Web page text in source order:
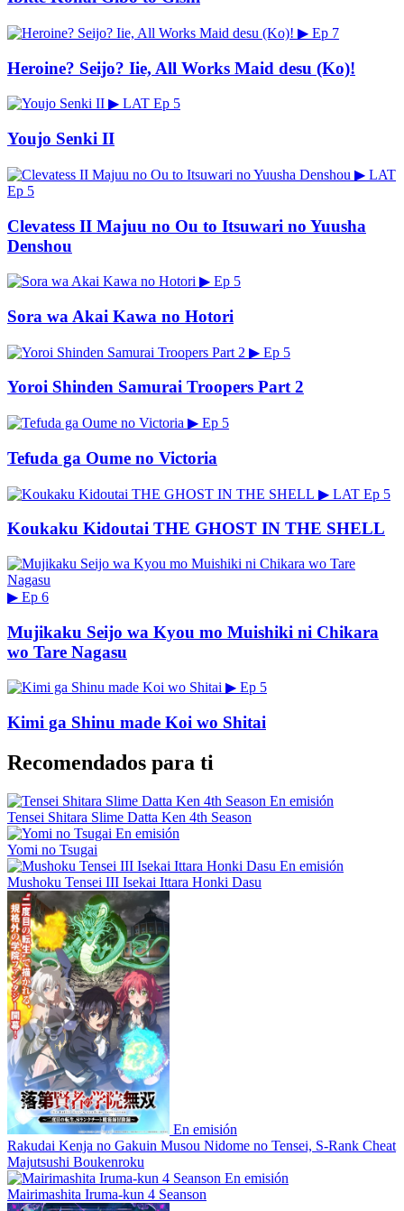
▶ Ep 7
Heroine? Seijo? Iie, All Works Maid desu (Ko)!
▶ LAT Ep 5
Youjo Senki II
▶ LAT
Ep 5
Clevatess II Majuu no Ou to Itsuwari no Yuusha
Denshou
▶ Ep 5
Sora wa Akai Kawa no Hotori
▶ Ep 5
Yoroi Shinden Samurai Troopers Part 2
▶ Ep 5
Tefuda ga Oume no Victoria
▶ LAT Ep 5
Koukaku Kidoutai THE GHOST IN THE SHELL
▶ Ep 6
Mujikaku Seijo wa Kyou mo Muishiki ni Chikara
wo Tare Nagasu
▶ Ep 5
Kimi ga Shinu made Koi wo Shitai
Recomendados para ti
En emisión
Tensei Shitara Slime Datta Ken 4th Season
En emisión
Yomi no Tsugai
En emisión
Mushoku Tensei III Isekai Ittara Honki Dasu
En emisión
Rakudai Kenja no Gakuin Musou Nidome no Tensei, S-Rank Cheat
Majutsushi Boukenroku
En emisión
Mairimashita Iruma-kun 4 Seanson